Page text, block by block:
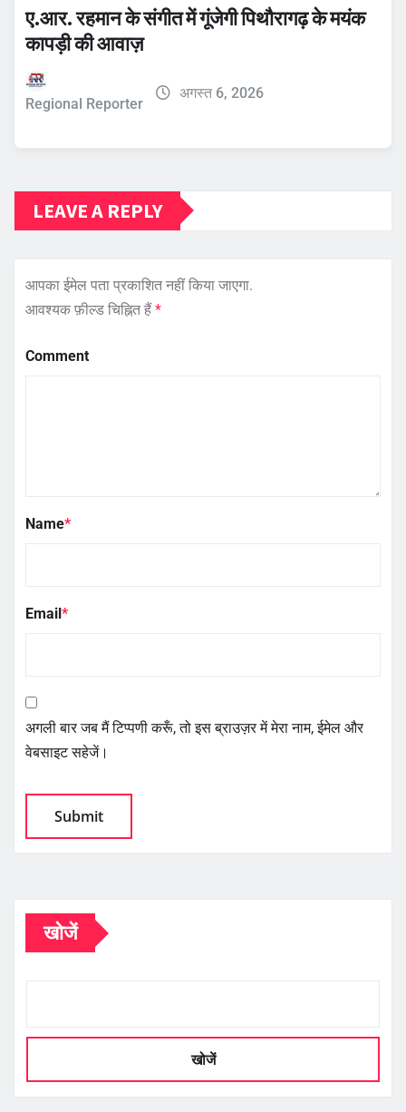
ए.आर. रहमान के संगीत में गूंजेगी पिथौरागढ़ के मयंक
कापड़ी की आवाज़
Regional Reporter
अगस्त 6, 2026
LEAVE A REPLY
आपका ईमेल पता प्रकाशित नहीं किया जाएगा.
आवश्यक फ़ील्ड चिह्नित हैं*
Comment
Name*
Email*
अगली बार जब मैं टिप्पणी करूँ, तो इस ब्राउज़र में मेरा नाम, ईमेल और
वेबसाइट सहेजें।
खोजें
खोजें